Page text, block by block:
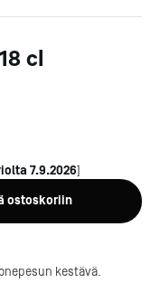
cl
7.9.2026]
ostoskoriin
kestävä.